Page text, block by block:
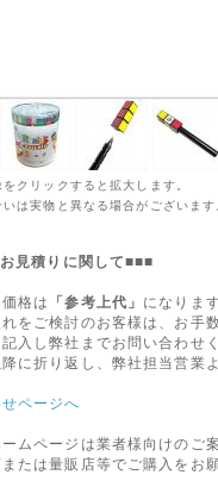
クリックすると拡大します。
は実物と異なる場合がございます
見積りに関して■■■
格は 「参考上代」 になりま
をご検討のお客様は、お手
記入し弊社までお問い合わせ
に折り返し、弊社担当営業
ページへ
ムページは業者様向けのご
たは量販店等でご購入をお